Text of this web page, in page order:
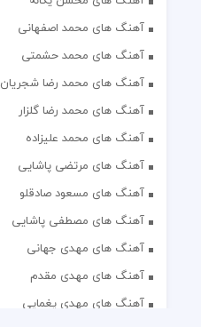
آهنگ های محمد اصفهانی
آهنگ های محمد حشمتی
آهنگ های محمد رضا شجریان
آهنگ های محمد رضا گلزار
آهنگ های محمد علیزاده
آهنگ های مرتضی پاشایی
آهنگ های مسعود صادقلو
آهنگ های مصطفی پاشایی
آهنگ های مهدی جهانی
آهنگ های مهدی مقدم
آهنگ های مهدی یغمایی